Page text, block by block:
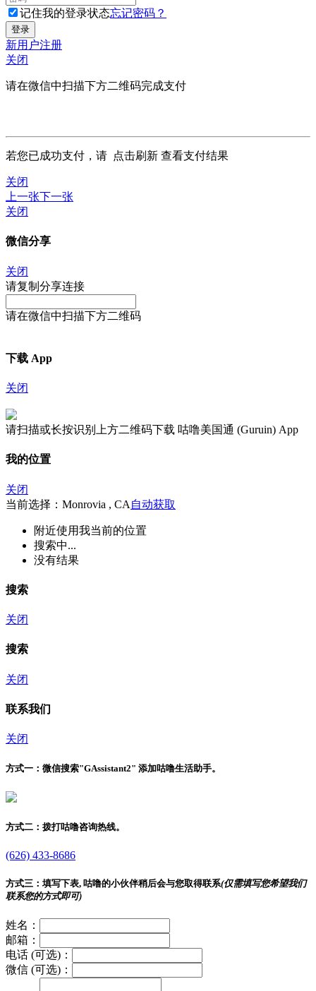
记住我的登录状态忘记密码？
新用户注册
关闭
请在微信中扫描下方二维码完成支付
若您已成功支付，请 点击刷新 查看支付结果
关闭
上一张下一张
关闭
微信分享
关闭
请复制分享连接
请在微信中扫描下方二维码
下载 App
关闭
请扫描或长按识别上方二维码下载 咕噜美国通 (Guruin) App
我的位置
关闭
当前选择：Monrovia , CA 自动获取
附近使用我当前的位置
搜索中...
没有结果
搜索
关闭
搜索
关闭
联系我们
关闭
方式一： 微信搜索"GAssistant2" 添加咕噜生活助手。
方式二： 拨打咕噜咨询热线。
(626) 433-8686
方式三： 填写下表, 咕噜的小伙伴稍后会与您取得联系(仅需填写您希望我们
联系您的方式即可)
姓名：
邮箱：
电话 (可选)：
微信 (可选)：